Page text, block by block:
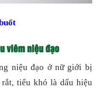
viêm niệu đạo
niệu đạo ở nữ giới bị
tiểu khó là dấu hiệu